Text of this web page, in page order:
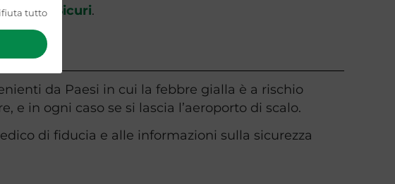
tutto Sicuri.
da Paesi in cui la febbre gialla è a rischio
e in ogni caso se si lascia l’aeroporto di scalo.
di fiducia e alle informazioni sulla sicurezza